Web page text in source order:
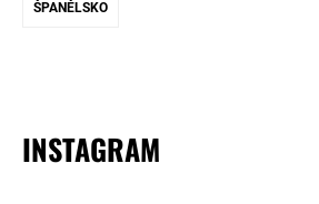
ŠPANĚLSKO
INSTAGRAM